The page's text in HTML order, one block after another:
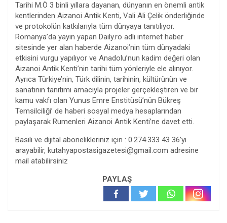
Tarihi M.Ö 3 binli yıllara dayanan, dünyanın en önemli antik
kentlerinden Aizanoi Antik Kenti, Vali Ali Çelik önderliğinde
ve protokolün katkılarıyla tüm dünyaya tanıtılıyor.
Romanya’da yayın yapan Daily.ro adlı internet haber
sitesinde yer alan haberde Aizanoi’nin tüm dünyadaki
etkisini vurgu yapılıyor ve Anadolu’nun kadim değeri olan
Aizanoi Antik Kenti’nin tarihi tüm yönleriyle ele alınıyor.
Ayrıca Türkiye’nin, Türk dilinin, tarihinin, kültürünün ve
sanatının tanıtımı amacıyla projeler gerçekleştiren ve bir
kamu vakfı olan Yunus Emre Enstitüsü’nün Bükreş
Temsilciliği’ de haberi sosyal medya hesaplarından
paylaşarak Rumenleri Aizanoi Antik Kenti’ne davet etti.
Basılı ve dijital abonelikleriniz için : 0.274.333 43 36’yı
arayabilir, kutahyapostasigazetesi@gmail.com adresine
mail atabilirsiniz
PAYLAŞ